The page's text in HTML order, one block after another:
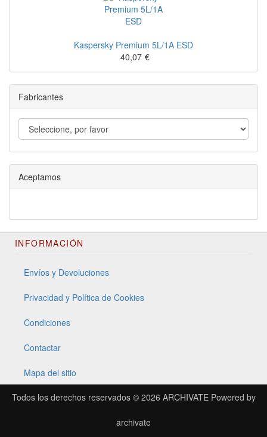
Kaspersky Premium 5L/1A ESD
40,07 €
Fabricantes
Aceptamos
INFORMACIÓN
Envíos y Devoluciones
Privacidad y Política de Cookies
Condiciones
Contactar
Mapa del sitio
Todos los derechos reservados © 2026 ARCHIVATEPowered by
archivate